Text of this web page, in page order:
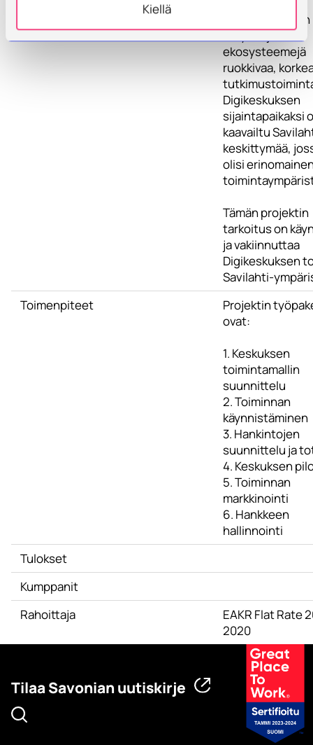
Kiellä
toteuttaa siihen
liittyvää ja
ekosysteemejä
ruokkivaa,
Digikeskuksen
sijaintapaikaksi
kaavailtu
keskittymää,
olisi
Tämän projektin
tarkoitus on
ja vakiinnuttaa
Digikeskuksen
Savilahti-
Toimenpiteet
Projektin
ovat:
1. Keskuksen
toimintamallin
suunnittelu
2. Toiminnan
käynnistäminen
3. Hankintojen
suunnittelu ja
4. Keskuksen
5. Toiminnan
markkinointi
6. Hankkeen
hallinnointi
Tulokset
Kumppanit
Rahoittaja
EAKR Flat Rate
2020
Tilaa Savonian uutiskirje